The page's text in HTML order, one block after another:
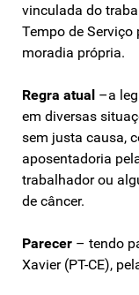
vinculada do
Tempo de
moradia própria.
Regra atual –a
em diversas
sem justa causa,
aposentadoria
trabalhador ou
de câncer.
Parecer – tendo
Xavier (PT-CE),